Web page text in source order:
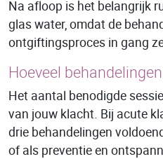
Na afloop is het belangrijk
glas water, omdat de
ontgiftingsproces in gang
Hoeveel
Het aantal benodigde
van jouw klacht. Bij acute
drie behandelingen
of als preventie en